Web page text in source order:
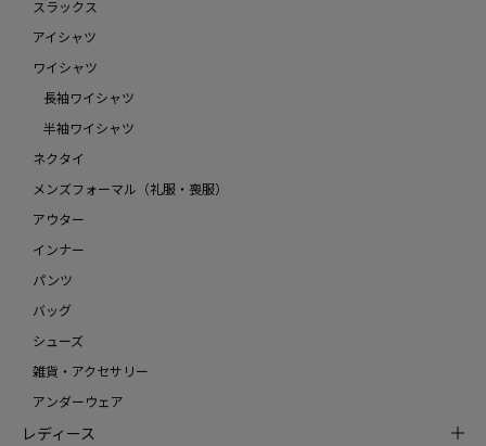
スラックス
アイシャツ
ワイシャツ
長袖ワイシャツ
半袖ワイシャツ
ネクタイ
メンズフォーマル（礼服・喪服）
アウター
インナー
パンツ
バッグ
シューズ
雑貨・アクセサリー
アンダーウェア
レディース